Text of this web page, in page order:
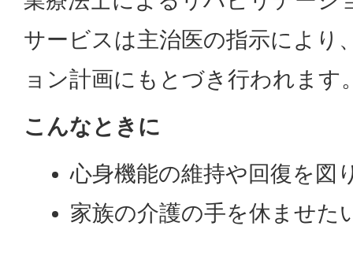
サービスは主治医の指示により
ョン計画にもとづき行われます
こんなときに
心身機能の維持や回復を図
家族の介護の手を休ませた